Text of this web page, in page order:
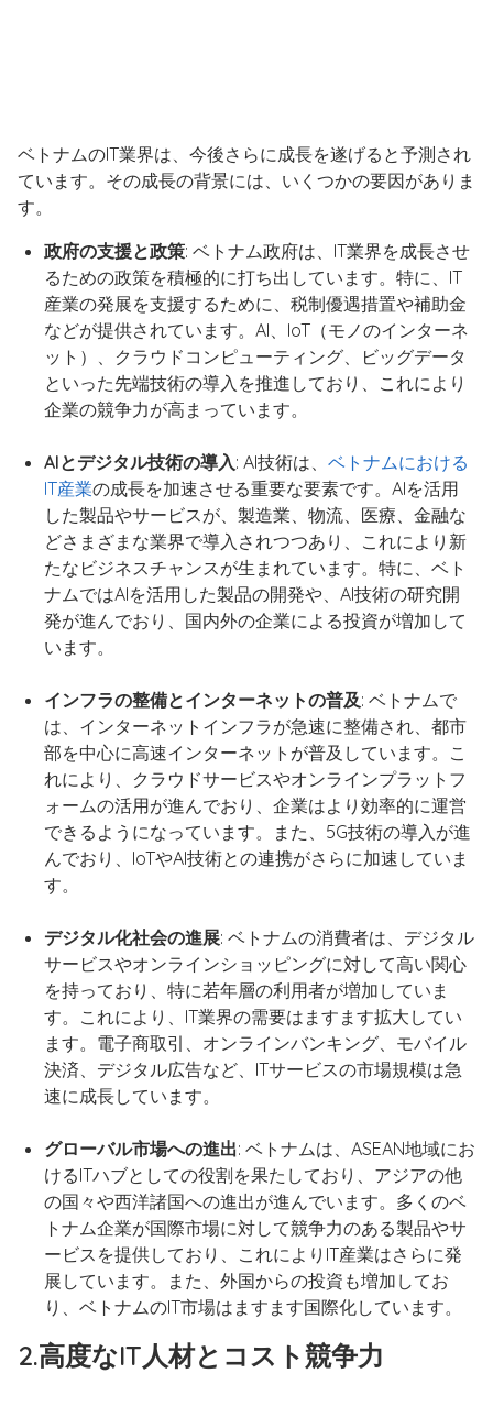
ベトナムのIT業界は、今後さらに成長を遂げると予測され
ています。その成長の背景には、いくつかの要因がありま
す。
政府の支援と政策: ベトナム政府は、IT業界を成長させ
るための政策を積極的に打ち出しています。特に、IT
産業の発展を支援するために、税制優遇措置や補助金
などが提供されています。AI、IoT（モノのインターネ
ット）、クラウドコンピューティング、ビッグデータ
といった先端技術の導入を推進しており、これにより
企業の競争力が高まっています。
AIとデジタル技術の導入: AI技術は、 ベトナムにおける
IT産業の成長を加速させる重要な要素です。AIを活用
した製品やサービスが、製造業、物流、医療、金融な
どさまざまな業界で導入されつつあり、これにより新
たなビジネスチャンスが生まれています。特に、ベト
ナムではAIを活用した製品の開発や、AI技術の研究開
発が進んでおり、国内外の企業による投資が増加して
います。
インフラの整備とインターネットの普及: ベトナムで
は、インターネットインフラが急速に整備され、都市
部を中心に高速インターネットが普及しています。こ
れにより、クラウドサービスやオンラインプラットフ
ォームの活用が進んでおり、企業はより効率的に運営
できるようになっています。また、5G技術の導入が進
んでおり、IoTやAI技術との連携がさらに加速していま
す。
デジタル化社会の進展: ベトナムの消費者は、デジタル
サービスやオンラインショッピングに対して高い関心
を持っており、特に若年層の利用者が増加していま
す。これにより、IT業界の需要はますます拡大してい
ます。電子商取引、オンラインバンキング、モバイル
決済、デジタル広告など、ITサービスの市場規模は急
速に成長しています。
グローバル市場への進出: ベトナムは、ASEAN地域にお
けるITハブとしての役割を果たしており、アジアの他
の国々や西洋諸国への進出が進んでいます。多くのベ
トナム企業が国際市場に対して競争力のある製品やサ
ービスを提供しており、これによりIT産業はさらに発
展しています。また、外国からの投資も増加してお
り、ベトナムのIT市場はますます国際化しています。
2.高度なIT人材とコスト競争力